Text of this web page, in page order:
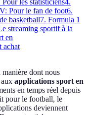
les statisticiens4.
Pour le fan de foot6.
basketball7. Formula 1
streaming sportif à la
en
achat
dont nous
applications sport en
en temps réel depuis
pour le football, le
deviennent